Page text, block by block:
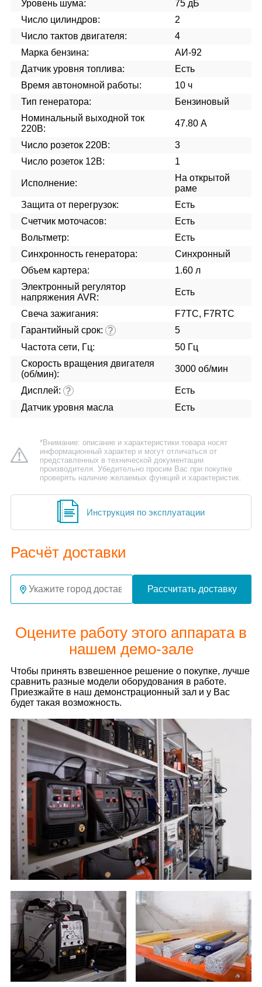
Уровень шума:
75 дБ
Число цилиндров:
2
Число тактов двигателя:
4
Марка бензина:
АИ-92
Датчик уровня топлива:
Есть
Время автономной работы:
10 ч
Тип генератора:
Бензиновый
Номинальный выходной ток
220В:
47.80 А
Число розеток 220В:
3
Число розеток 12В:
1
Исполнение:
На открытой
раме
Защита от перегрузок:
Есть
Счетчик моточасов:
Есть
Вольтметр:
Есть
Синхронность генератора:
Синхронный
Объем картера:
1.60 л
Электронный регулятор
напряжения AVR:
Есть
Свеча зажигания:
F7ТС, F7RTC
Гарантийный срок: ?
5
Частота сети, Гц:
50 Гц
Скорость вращения двигателя
(об/мин):
3000 об/мин
Дисплей: ?
Есть
Датчик уровня масла
Есть
*Внимание: описание и характеристики товара носят
информационный характер и могут отличаться от
представленных в технической документации
производителя. Убедительно просим Вас при покупке
проверять наличие желаемых функций и характеристик.
Инструкция по эксплуатации
Расчёт доставки
Рассчитать доставку
Оцените работу этого аппарата в
нашем демо-зале
Чтобы принять взвешенное решение о покупке, лучше
сравнить разные модели оборудования в работе.
Приезжайте в наш демонстрационный зал и у Вас
будет такая возможность.